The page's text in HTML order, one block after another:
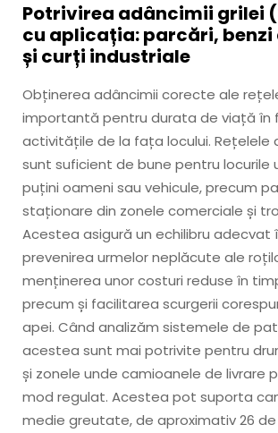
Potrivirea adâncimii grilei
cu aplicația: parcări, benzi
și curți industriale
Obținerea adâncimii corecte ale
importantă pentru durata de viață în
activitățile de la fața locului. Rețelele
sunt suficient de bune pentru locurile
puțini oameni sau vehicule, precum
staționare din zonele comerciale și
Acestea asigură un echilibru adecvat
prevenirea urmelor neplăcute ale
menținerea unor costuri reduse în
precum și facilitarea scurgerii
apei. Când analizăm sistemele de
acestea sunt mai potrivite pentru
și zonele unde camioanele de livrare
mod regulat. Acestea pot suporta
medie greutate, de aproximativ 26 de